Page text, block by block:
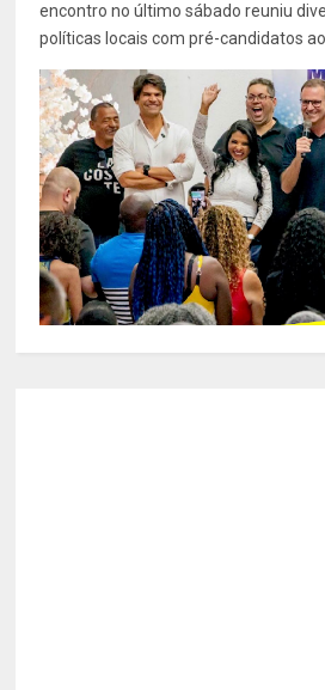
encontro no último sábado reuniu
políticas locais com pré-candidatos ao